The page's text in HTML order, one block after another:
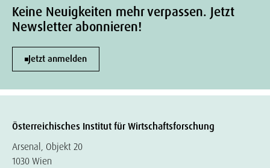
Keine Neuigkeiten mehr verpassen. Jetzt
Newsletter abonnieren!
Jetzt anmelden
Österreichisches Institut für Wirtschaftsforschung
Arsenal, Objekt 20
1030 Wien